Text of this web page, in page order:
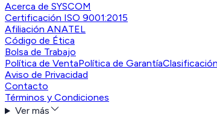
Acerca de SYSCOM
Certificación ISO 9001:2015
Afiliación ANATEL
Código de Ética
Bolsa de Trabajo
Política de VentaPolítica de Garantía
Aviso de Privacidad
Contacto
Términos y Condiciones
Ver más